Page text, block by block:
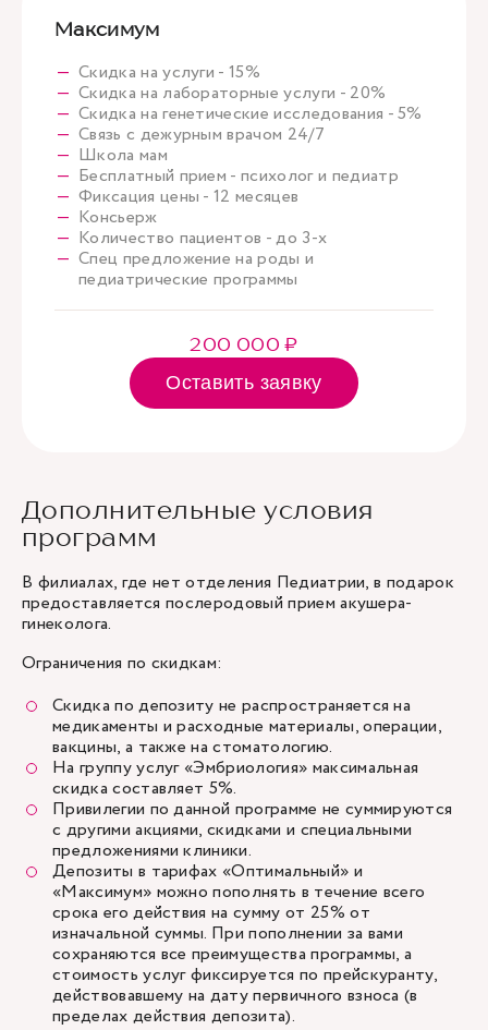
Максимум
Скидка на услуги - 15%
Скидка на лабораторные услуги - 20%
Скидка на генетические исследования - 5%
Связь с дежурным врачом 24/7
Школа мам
Бесплатный прием - психолог и педиатр
Фиксация цены - 12 месяцев
Консьерж
Количество пациентов - до 3-х
Спец предложение на роды и
педиатрические программы
200 000 ₽
Оставить заявку
Дополнительные условия
программ
В филиалах, где нет отделения Педиатрии, в подарок
предоставляется послеродовый прием акушера-
гинеколога.
Ограничения по скидкам:
Скидка по депозиту не распространяется на
медикаменты и расходные материалы, операции,
вакцины, а также на стоматологию.
На группу услуг «Эмбриология» максимальная
скидка составляет 5%.
Привилегии по данной программе не суммируются
с другими акциями, скидками и специальными
предложениями клиники.
Депозиты в тарифах «Оптимальный» и
«Максимум» можно пополнять в течение всего
срока его действия на сумму от 25% от
изначальной суммы. При пополнении за вами
сохраняются все преимущества программы, а
стоимость услуг фиксируется по прейскуранту,
действовавшему на дату первичного взноса (в
пределах действия депозита).